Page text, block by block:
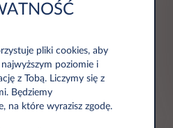
pliki cookies, aby
poziomie i
z Tobą. Liczymy się z
Będziemy
na które wyrazisz zgodę.